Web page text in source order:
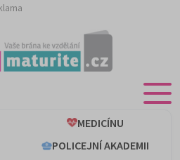
MEDICÍNU
POLICEJNÍ AKADEMII